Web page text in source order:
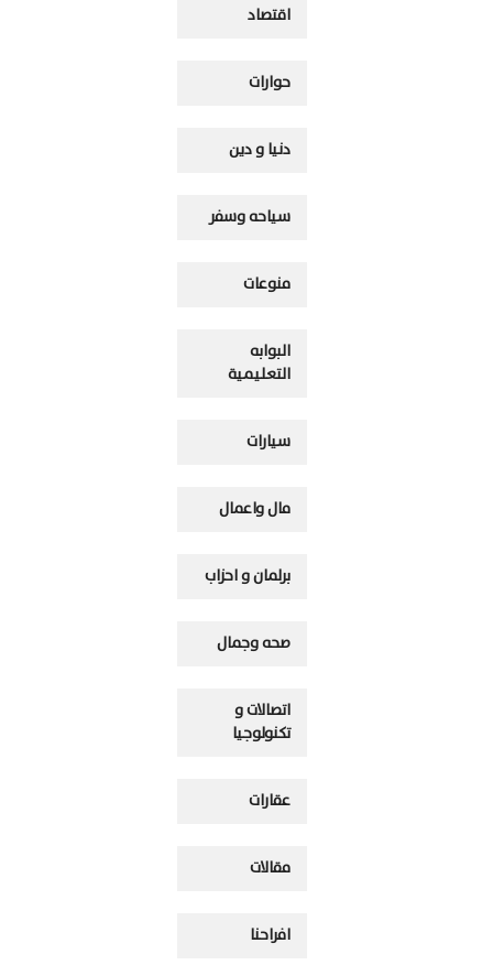
اقتصاد
حوارات
دنيا و دين
سياحه وسفر
منوعات
البوابه
التعليمية
سيارات
مال واعمال
برلمان و احزاب
صحه وجمال
اتصالات و
تكنولوجيا
عقارات
مقالات
افراحنا